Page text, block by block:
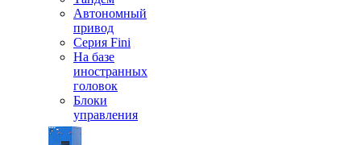
Автономный
привод
Серия Fini
На базе
иностранных
головок
Блоки
управления